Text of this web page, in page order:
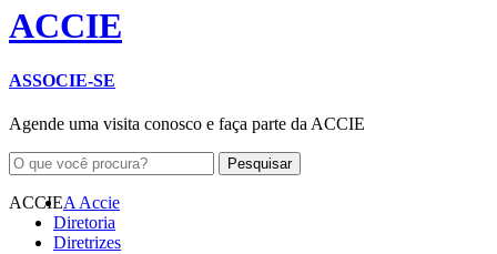
ACCIE
ASSOCIE-SE
Agende uma visita conosco e faça parte da ACCIE
ACCIEA Accie
Diretoria
Diretrizes